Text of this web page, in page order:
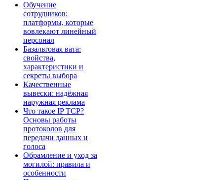
Обучение
сотрудников:
платформы, которые
вовлекают линейный
персонал
Базальтовая вата:
свойства,
характеристики и
секреты выбора
Качественные
вывески: надёжная
наружная реклама
Что такое IP TCP?
Основы работы
протоколов для
передачи данных и
голоса
Обрамление и уход за
могилой: правила и
особенности